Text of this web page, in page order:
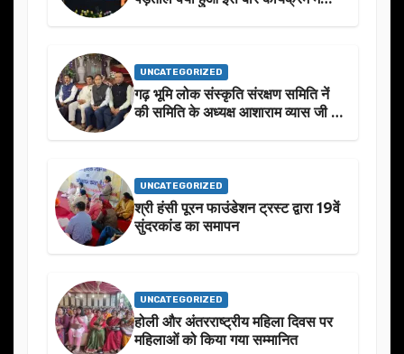
UNCATEGORIZED
गढ़ भूमि लोक संस्कृति संरक्षण समिति नें
की समिति के अध्यक्ष आशाराम व्यास जी के
UNCATEGORIZED
श्री हंसी पूरन फाउंडेशन ट्रस्ट द्वारा 19वें
सुंदरकांड का समापन
UNCATEGORIZED
होली और अंतरराष्ट्रीय महिला दिवस पर
महिलाओं को किया गया सम्मानित